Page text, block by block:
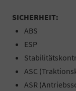
SICHERHEIT:
ABS
ESP
ASC
ASR